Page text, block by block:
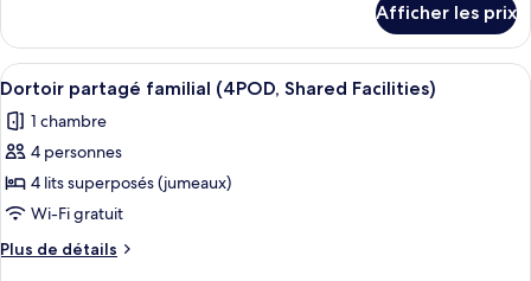
simple,
mixte
(Private
Single
Pod
in
8
Share
Room)
Chambre
simple,
mixte
Single
Pod
8
Share
Afficher les prix
Afficher
toutes
les
photos
pour
ce
type
de
Dortoir partagé familial (4POD,
7
Dortoir partagé familial (4POD, Shared Facilities)
1 chambre
4 personnes
4 lits superposés (jumeaux)
Wi-Fi gratuit
Plus de détails
Plus